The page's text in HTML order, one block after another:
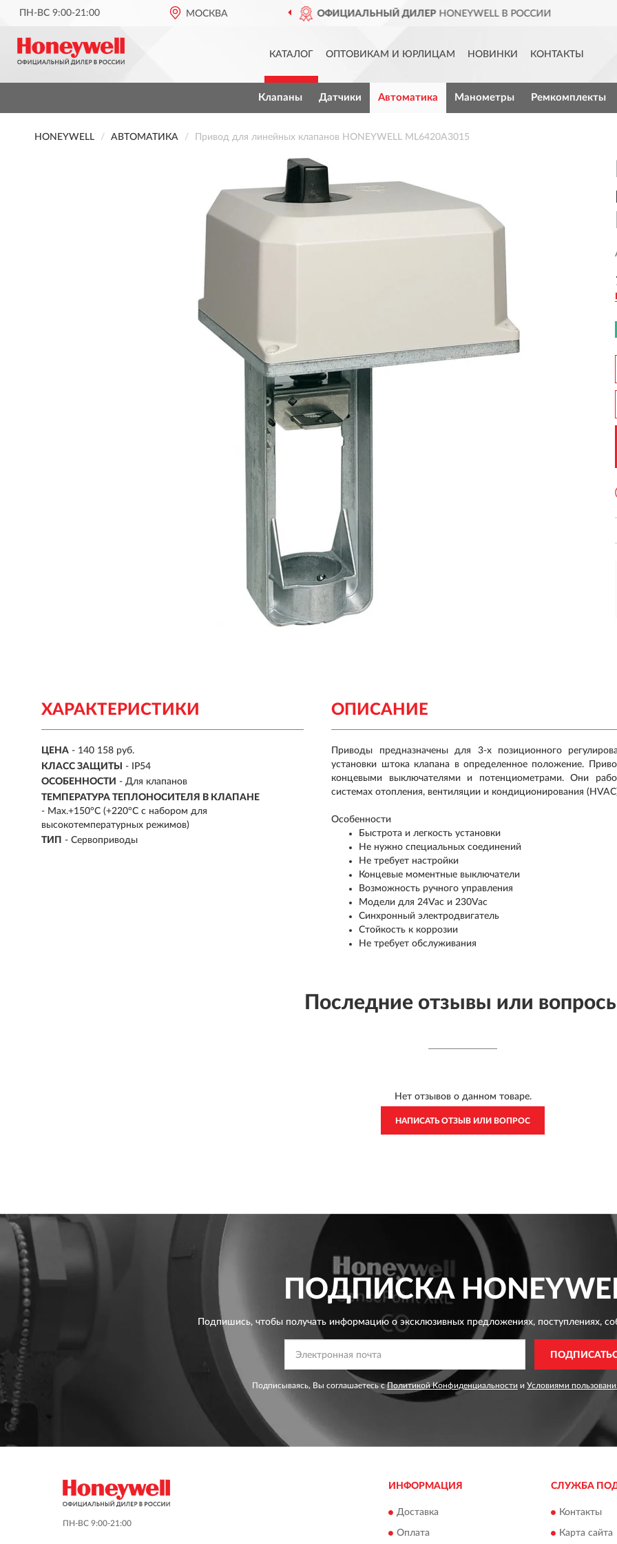
ПН-ВС 9:00-21:00 МОСКВА
ОФИЦИАЛЬНЫЙ ДИЛЕР HONEYWELL В РОССИИ
КАТАЛОГ ОПТОВИКАМ И ЮРЛИЦАМ НОВИНКИ КОНТАКТЫ
Клапаны Датчики Автоматика Манометры Ремкомплекты
HONEYWELL АВТОМАТИКА Привод для линейных клапанов HONEYWELL ML6420A3015
ХАРАКТЕРИСТИКИ
ЦЕНА - 140 158 руб.
КЛАСС ЗАЩИТЫ
- IP54
ОСОБЕННОСТИ - Для клапанов
ТЕМПЕРАТУРА ТЕПЛОНОСИТЕЛЯ В КЛАПАНЕ
- Max.+150°C (+220°C с набором для
высокотемпературных режимов)
ТИП - Сервоприводы
ОПИСАНИЕ
Приводы предназначены для 3-х позиционного
установки штока клапана в определенное положение.
концевыми выключателями и потенциометрами. Они
системах отопления, вентиляции и кондиционирования
Особенности
Быстрота и легкость установки
Не нужно специальных соединений
Не требует настройки
Концевые моментные выключатели
Возможность ручного управления
Модели для 24Vac и 230Vac
Синхронный электродвигатель
Стойкость к коррозии
Не требует обслуживания
Последние отзывы или
Нет отзывов о данном товаре.
НАПИСАТЬ ОТЗЫВ ИЛИ ВОПРОС
ПОДПИСКА
Подпишись, чтобы получать информацию о эксклюзивных предложениях,поступлениях,
Подписываясь, Вы соглашаетесь сПолитикой Конфиденциальности и Условиями
ПН-ВС 9:00-21:00
ИНФОРМАЦИЯ
Доставка
Оплата
СЛУЖБА
Контакты
Карта сайта